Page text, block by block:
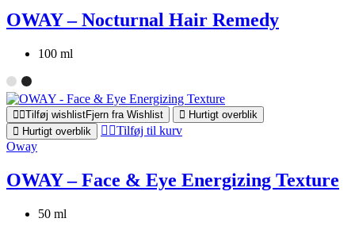
OWAY – Nocturnal Hair Remedy
100 ml
Tilføj wishlistFjern fra Wishlist
Hurtigt overblik
Hurtigt overblik
Tilføj til kurv
Oway
OWAY – Face & Eye Energizing Texture
50 ml